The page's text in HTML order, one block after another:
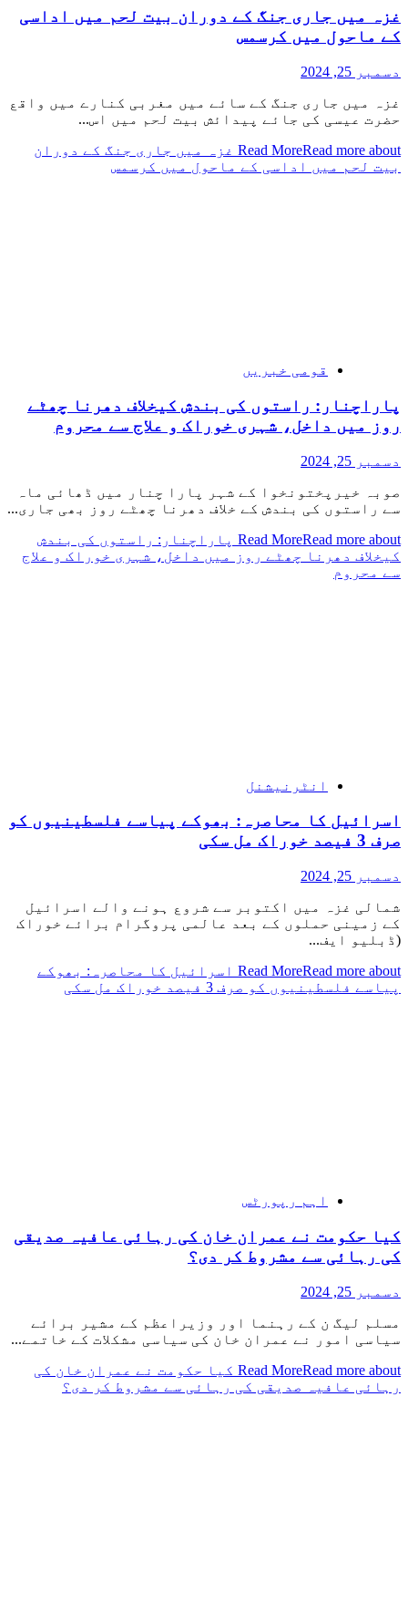
غزہ میں جاری جنگ کے دوران بیت لحم میں اداسی
کے ماحول میں کرسمس
دسمبر 25, 2024
غزہ میں جاری جنگ کے سائے میں مغربی کنارے میں واقع
حضرت عیسی کی جائے پیدائش بیت لحم میں اس...
Read More Read more about غزہ میں جاری جنگ کے دوران
بیت لحم میں اداسی کے ماحول میں کرسمس
قومی خبریں
پاراچنار: راستوں کی بندش کیخلاف دھرنا چھٹے
روز میں داخل، شہری خوراک و علاج سے محروم
دسمبر 25, 2024
صوبہ خیرپختونخوا کے شہر پارا چنار میں ڈھائی ماہ
سے راستوں کی بندش کے خلاف دھرنا چھٹے روز بھی جاری...
Read More Read more about پاراچنار: راستوں کی بندش
کیخلاف دھرنا چھٹے روز میں داخل، شہری خوراک و علاج
سے محروم
انٹرنیشنل
اسرائیل کا محاصرہ: بھوکے پیاسے فلسطینیوں کو
صرف 3 فیصد خوراک مل سکی
دسمبر 25, 2024
شمالی غزہ میں اکتوبر سے شروع ہونے والے اسرائیل
کے زمینی حملوں کے بعد عالمی پروگرام برائے خوراک
(ڈبلیو ایف...
Read More Read more about اسرائیل کا محاصرہ: بھوکے
پیاسے فلسطینیوں کو صرف 3 فیصد خوراک مل سکی
اہم رپورٹس
کیا حکومت نے عمران خان کی رہائی عافیہ صدیقی
کی رہائی سے مشروط کر دی؟
دسمبر 25, 2024
مسلم لیگ ن کے رہنما اور وزیراعظم کے مشیر برائے
سیاسی امور نے عمران خان کی سیاسی مشکلات کے خاتمے...
Read More Read more about کیا حکومت نے عمران خان کی
رہائی عافیہ صدیقی کی رہائی سے مشروط کر دی؟